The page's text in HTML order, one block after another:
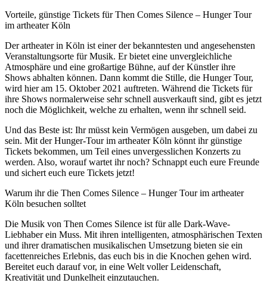
Vorteile, günstige Tickets für Then Comes Silence – Hunger Tour
im artheater Köln
Der artheater in Köln ist einer der bekanntesten und angesehensten
Veranstaltungsorte für Musik. Er bietet eine unvergleichliche
Atmosphäre und eine großartige Bühne, auf der Künstler ihre
Shows abhalten können. Dann kommt die Stille, die Hunger Tour,
wird hier am 15. Oktober 2021 auftreten. Während die Tickets für
ihre Shows normalerweise sehr schnell ausverkauft sind, gibt es jetzt
noch die Möglichkeit, welche zu erhalten, wenn ihr schnell seid.
Und das Beste ist: Ihr müsst kein Vermögen ausgeben, um dabei zu
sein. Mit der Hunger-Tour im artheater Köln könnt ihr günstige
Tickets bekommen, um Teil eines unvergesslichen Konzerts zu
werden. Also, worauf wartet ihr noch? Schnappt euch eure Freunde
und sichert euch eure Tickets jetzt!
Warum ihr die Then Comes Silence – Hunger Tour im artheater
Köln besuchen solltet
Die Musik von Then Comes Silence ist für alle Dark-Wave-
Liebhaber ein Muss. Mit ihren intelligenten, atmosphärischen Texten
und ihrer dramatischen musikalischen Umsetzung bieten sie ein
facettenreiches Erlebnis, das euch bis in die Knochen gehen wird.
Bereitet euch darauf vor, in eine Welt voller Leidenschaft,
Kreativität und Dunkelheit einzutauchen.